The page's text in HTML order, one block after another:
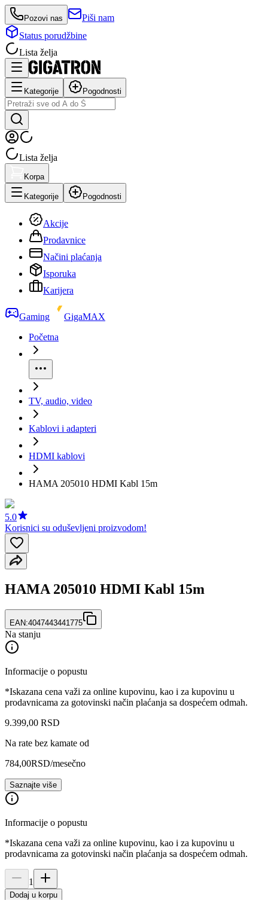
Pozovi nas
Piši nam
Status porudžbine
Lista želja
Kategorije Pogodnosti
Lista želja
Korpa
Kategorije Pogodnosti
Akcije
Prodavnice
Načini plaćanja
Isporuka
Karijera
Gaming
GigaMAX
Početna
TV, audio, video
Kablovi i adapteri
HDMI kablovi
HAMA 205010 HDMI Kabl 15m
5.0
Korisnici su oduševljeni proizvodom!
HAMA 205010 HDMI Kabl 15m
EAN:4047443441775
Na stanju
Informacije o popustu
*Iskazana cena važi za online kupovinu, kao i za kupovinu u
prodavnicama za gotovinski način plaćanja sa dospećem odmah.
9.399,00 RSD
Na rate bez kamate od
784,00RSD/mesečno
Saznajte više
Informacije o popustu
*Iskazana cena važi za online kupovinu, kao i za kupovinu u
prodavnicama za gotovinski način plaćanja sa dospećem odmah.
1
Dodaj u korpu